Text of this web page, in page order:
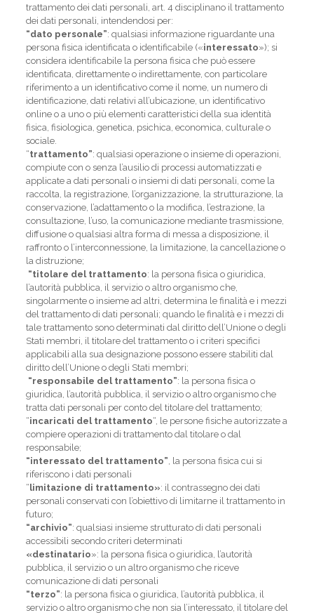
trattamento dei dati personali, art. 4 disciplinano il trattamento
dei dati personali, intendendosi per:
“dato personale”: qualsiasi informazione riguardante una
persona fisica identificata o identificabile («interessato»); si
considera identificabile la persona fisica che può essere
identificata, direttamente o indirettamente, con particolare
riferimento a un identificativo come il nome, un numero di
identificazione, dati relativi all’ubicazione, un identificativo
online o a uno o più elementi caratteristici della sua identità
fisica, fisiologica, genetica, psichica, economica, culturale o
sociale.
“trattamento”: qualsiasi operazione o insieme di operazioni,
compiute con o senza l’ausilio di processi automatizzati e
applicate a dati personali o insiemi di dati personali, come la
raccolta, la registrazione, l’organizzazione, la strutturazione, la
conservazione, l’adattamento o la modifica, l’estrazione, la
consultazione, l’uso, la comunicazione mediante trasmissione,
diffusione o qualsiasi altra forma di messa a disposizione, il
raffronto o l’interconnessione, la limitazione, la cancellazione o
la distruzione;
“titolare del trattamento: la persona fisica o giuridica,
l’autorità pubblica, il servizio o altro organismo che,
singolarmente o insieme ad altri, determina le finalità e i mezzi
del trattamento di dati personali; quando le finalità e i mezzi di
tale trattamento sono determinati dal diritto dell’Unione o degli
Stati membri, il titolare del trattamento o i criteri specifici
applicabili alla sua designazione possono essere stabiliti dal
diritto dell’Unione o degli Stati membri;
“responsabile del trattamento”: la persona fisica o
giuridica, l’autorità pubblica, il servizio o altro organismo che
tratta dati personali per conto del titolare del trattamento;
“incaricati del trattamento“, le persone fisiche autorizzate a
compiere operazioni di trattamento dal titolare o dal
responsabile;
“interessato del trattamento”, la persona fisica cui si
riferiscono i dati personali
“limitazione di trattamento»: il contrassegno dei dati
personali conservati con l’obiettivo di limitarne il trattamento in
futuro;
“archivio”: qualsiasi insieme strutturato di dati personali
accessibili secondo criteri determinati
«destinatario»: la persona fisica o giuridica, l’autorità
pubblica, il servizio o un altro organismo che riceve
comunicazione di dati personali
“terzo”: la persona fisica o giuridica, l’autorità pubblica, il
servizio o altro organismo che non sia l’interessato, il titolare del